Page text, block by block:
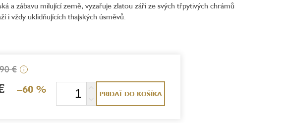
je
0,0
a zábavu milující země, vyzařuje zlatou záři ze svých třpytivých chrámů
i vždy uklidňujících thajských úsměvů.
€ i
–60 % PRIDAŤ DO KOŠÍKA